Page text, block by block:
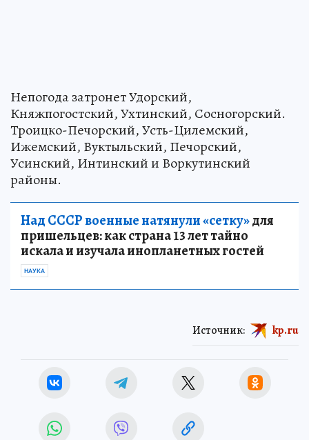
Непогода затронет Удорский,
Княжпогостский, Ухтинский, Сосногорский.
Троицко-Печорский, Усть-Цилемский,
Ижемский, Вуктыльский, Печорский,
Усинский, Интинский и Воркутинский
районы.
Над СССР военные натянули «сетку»для
пришельцев: как страна 13 лет тайно
искала и изучала инопланетных гостей
НАУКА
Источник: kp.ru